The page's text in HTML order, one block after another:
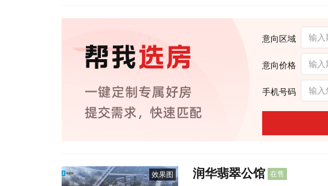
意向区域
意向价格
手机号码
效果图 润华翡翠公馆 在售